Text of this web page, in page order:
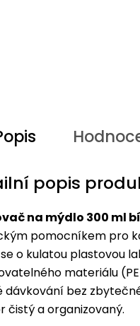
popis
na mýdlo 300 ml
pomocníkem pro
o kulatou plastovou
materiálu
dávkování bez
čistý a organizovaný.